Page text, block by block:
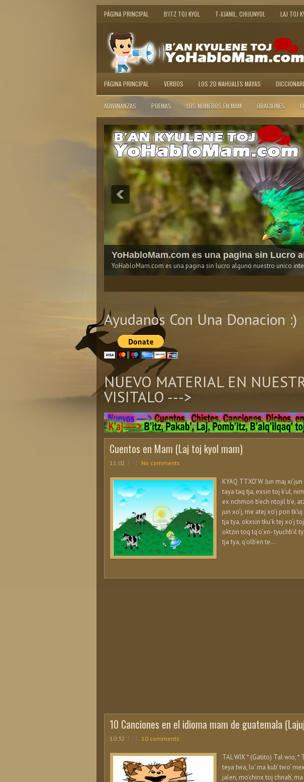
PÁGINA PRINCIPAL B'ITZ TOJ KYOL T-XJANIL, CHIJUNYOL LAJ TOJ
PÁGINA PRINCIPAL VERBOS LOS 20 NAHUALES MAYAS
ADIVINANZAS POEMAS LOS NUMEROS EN MAM ORACIONES
YoHabloMam.com es una pagina sin Lucro
YoHabloMam.com es una pagina sin lucro alguno nuestro unico
Ayudanos Con Una Donacion :)
NUEVO MATERIAL EN
VISITALO --->
Cuentos en Mam (Laj toj kyol mam)
11:02 No comments
KYAQ TTXO’W Jun maj
taya taq tja, exsin toj k’ul,
ex nchmon b’ech ntojil b’e,
jun xo’j, me atej xo’j pon
tja tya, okxsin tku’k tej xo’j
oktzin toq tq’o’xn- tyuchb’il
tja tya, q’olb’en te...
10 Canciones en el idioma mam de guatemala
10:32 10 comments
TAL WIX * (Gatito) Tal wio, *
teya twa, lu’ ma kub’ two’
jalen, mo’chinx toj chnab’,